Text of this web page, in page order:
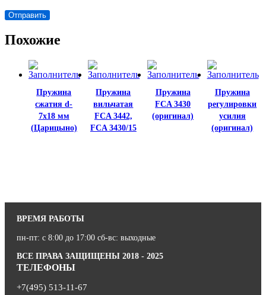
Похожие
Пружина
сжатия d-
7х18 мм
(Царицыно)
Пружина
вильчатая
FCA 3442,
FCA 3430/15
Пружина
FCA 3430
(оригинал)
Пружина
регулировки
усилия
(оригинал)
ВРЕМЯ РАБОТЫ
пн-пт: с 8:00 до 17:00 сб-вс: выходные
ВСЕ ПРАВА ЗАЩИЩЕНЫ 2018 - 2025
ТЕЛЕФОНЫ
+7(495) 513-11-67